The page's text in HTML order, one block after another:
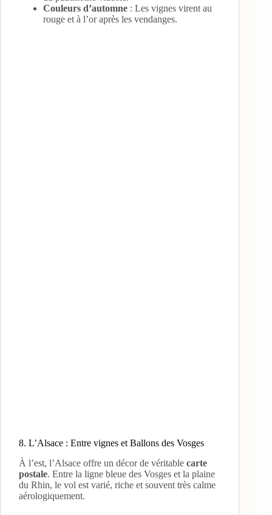
Couleurs d’automne : Les vignes virent au
rouge et à l’or après les vendanges.
8. L’Alsace : Entre vignes et Ballons des Vosges
À l’est, l’Alsace offre un décor de véritable carte
postale. Entre la ligne bleue des Vosges et la plaine
du Rhin, le vol est varié, riche et souvent très calme
aérologiquement.